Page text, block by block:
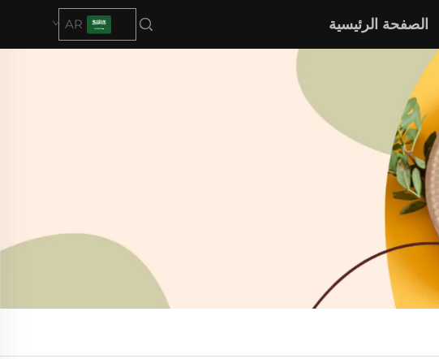
الصفحة الرئيسية AR